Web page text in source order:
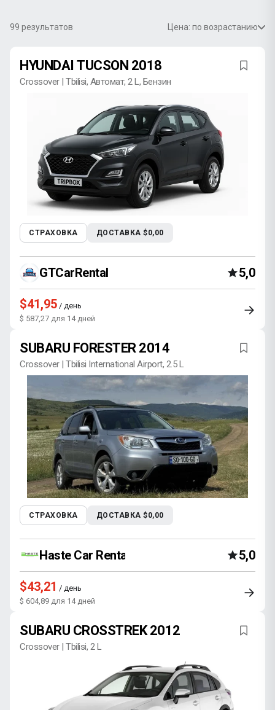
99 результатов Цена: по возрастанию
HYUNDAI TUCSON 2018
Crossover | Tbilisi, Автомат, 2 L, Бензин
СТРАХОВКА ДОСТАВКА $0,00
GTCarRental 5,0
$41,95 / день
$ 587,27 для 14 дней
SUBARU FORESTER 2014
Crossover | Tbilisi International Airport, 2.5 L
СТРАХОВКА ДОСТАВКА $0,00
Haste Car Rental Agency 5,0
$43,21 / день
$ 604,89 для 14 дней
SUBARU CROSSTREK 2012
Crossover | Tbilisi, 2 L